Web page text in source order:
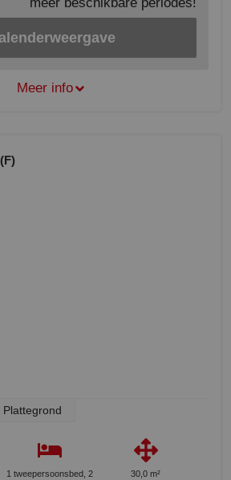
Meer info
Plattegrond
1 tweepersoonsbed, 2
30,0 m²